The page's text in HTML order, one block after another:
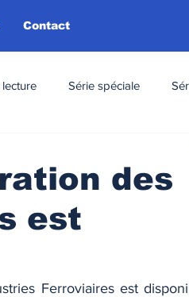
Contact
Série spéciale
des
est
Ferroviaires est